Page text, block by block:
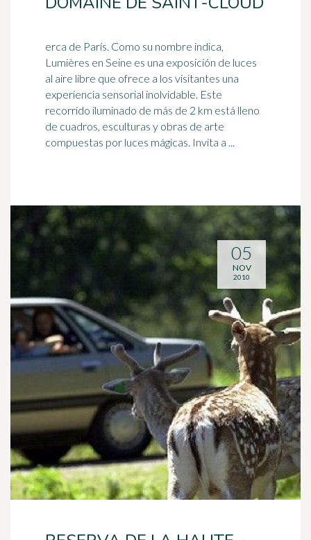
erca de París. Como su nombre indica,
Lumières en Seine es una exposición de luces
al aire libre que ofrece a los visitantes una
experiencia sensorial inolvidable. Este
recorrido iluminado de más de 2 km está lleno
de cuadros, esculturas y obras de arte
compuestas por luces mágicas. Invita a ...
05
NOV
2010